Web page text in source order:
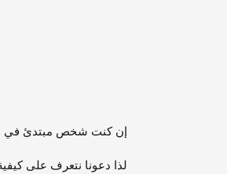
إن كنت شخص مبتدئ في
لذا دعونا نتعرف على